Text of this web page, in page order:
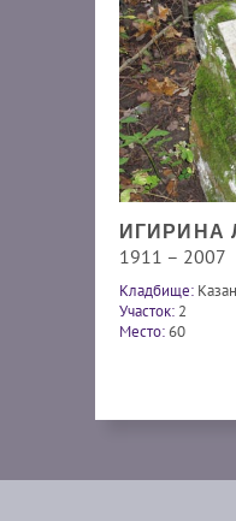
ИГИРИНА
1911 – 2007
Кладбище:
Участок: 2
Место:60